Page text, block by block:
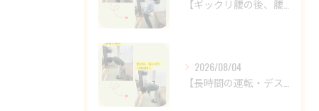
2026/08/04